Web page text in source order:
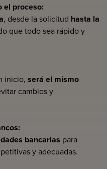
el proceso:
, desde la solicitud hasta la
que todo sea rápido y
inicio, será el mismo
cambios y
bancarias para
y adecuadas.